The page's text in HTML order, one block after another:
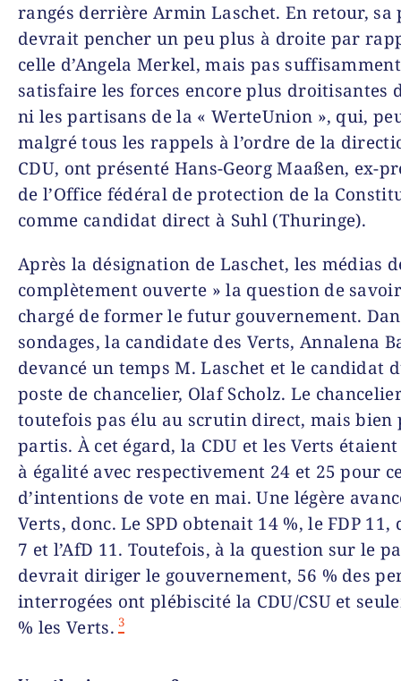
rangés derrière Armin Laschet. En retour,
devrait pencher un peu plus à droite par
celle d’Angela Merkel, mais pas
satisfaire les forces encore plus droitisantes
ni les partisans de la « WerteUnion », qui,
malgré tous les rappels à l’ordre de la
CDU, ont présenté Hans-Georg Maaßen, ex-
de l’Office fédéral de protection de la
comme candidat direct à Suhl (Thuringe).
Après la désignation de Laschet, les médias
complètement ouverte » la question de
chargé de former le futur gouvernement.
sondages, la candidate des Verts, Annalena
devancé un temps M. Laschet et le candidat
poste de chancelier, Olaf Scholz. Le
toutefois pas élu au scrutin direct, mais bien
partis. À cet égard, la CDU et les Verts
à égalité avec respectivement 24 et 25 pour
d’intentions de vote en mai. Une légère
Verts, donc. Le SPD obtenait 14 %, le FDP 11,
7 et l’AfD 11. Toutefois, à la question sur le
devrait diriger le gouvernement, 56 % des
interrogées ont plébiscité la CDU/CSU et
% les Verts. 3